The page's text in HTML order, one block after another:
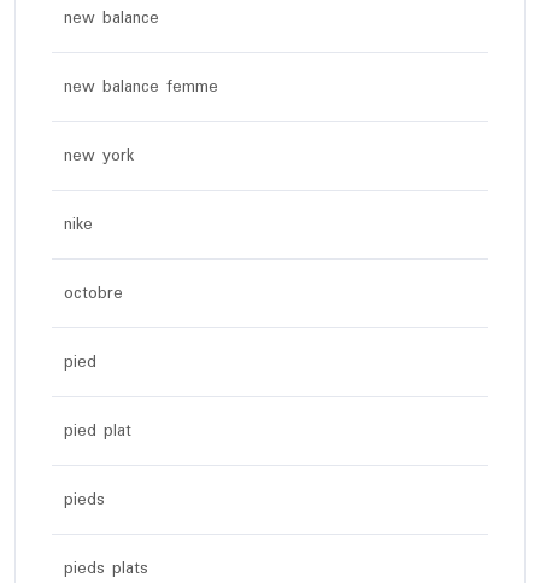
new balance
new balance femme
new york
nike
octobre
pied
pied plat
pieds
pieds plats